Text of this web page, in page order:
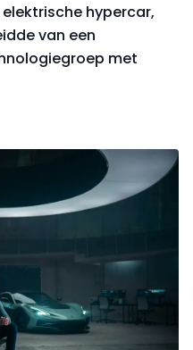
hypercar,
van een
met